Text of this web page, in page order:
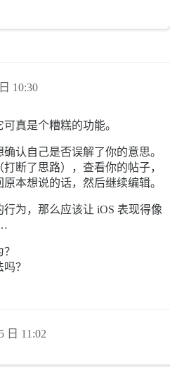
10:30
真是个糟糕的功能。
认自己是否误解了你的意思。
断了思路），查看你的帖子，
本想说的话，然后继续编辑。
为，那么应该让 iOS 表现得像
？
日 11:02